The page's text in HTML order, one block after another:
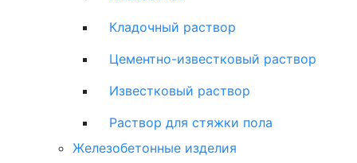
Кладочный раствор
Цементно-известковый раствор
Известковый раствор
Раствор для стяжки пола
Железобетонные изделия